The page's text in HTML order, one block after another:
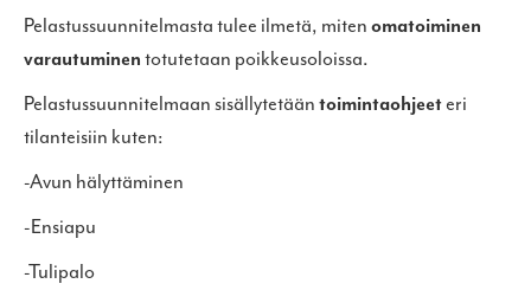
Pelastussuunnitelmasta tulee ilmetä, mitenomatoiminen
varautuminentotutetaan poikkeusoloissa.
Pelastussuunnitelmaan sisällytetääntoimintaohjeeteri
tilanteisiin kuten:
-Avun hälyttäminen
-Ensiapu
-Tulipalo